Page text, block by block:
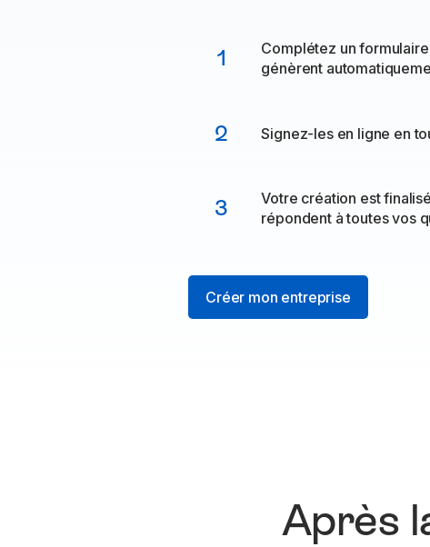
1
Complétez un
génèrent
2 Signez-les en ligne en
3
Votre création est
répondent à toutes vos
Créer mon entreprise
Après